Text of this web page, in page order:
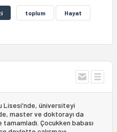
toplum Hayat
Lisesi'nde, üniversiteyi
master ve doktorayı da
Çocukken babası